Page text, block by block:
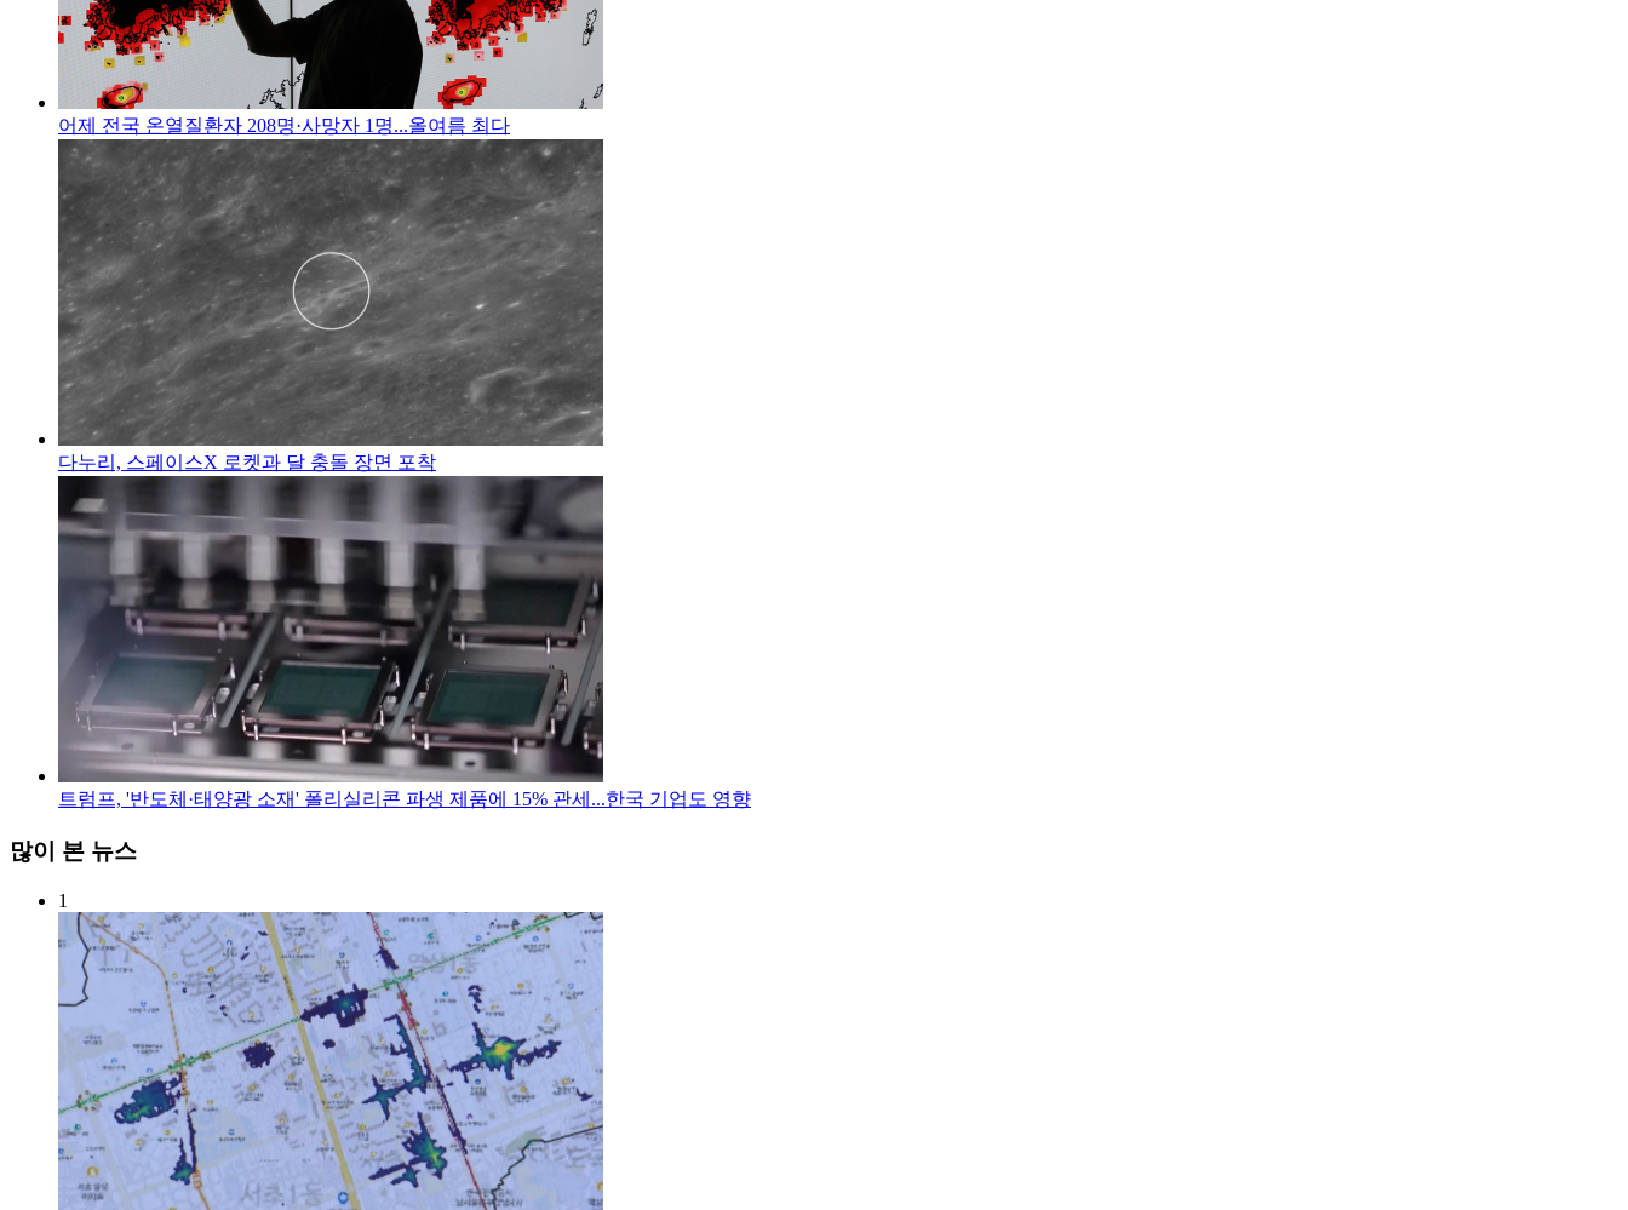
어제 전국 온열질환자 208명·사망자 1명...올여름 최다
다누리, 스페이스X 로켓과 달 충돌 장면 포착
트럼프, '반도체·태양광 소재' 폴리실리콘 파생 제품에 15% 관세...한국 기업도 영향
많이 본 뉴스
1